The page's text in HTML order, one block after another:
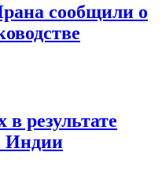
сообщили о
результате
Индии